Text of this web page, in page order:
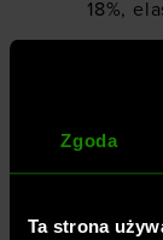
Zgoda
Ta strona
18%,
Płeć
Krój: